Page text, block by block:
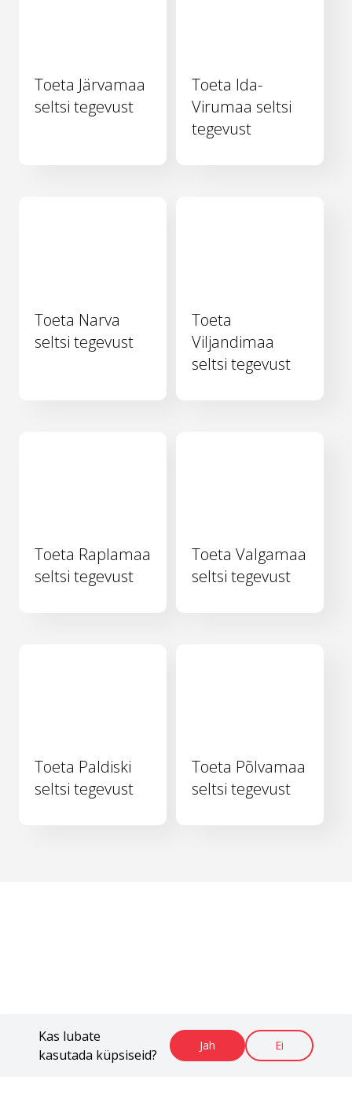
Kas lubate
kasutada küpsiseid?
Jah Ei
Toeta Järvamaa
seltsi tegevust
Toeta Ida-
Virumaa seltsi
tegevust
Toeta Narva
seltsi tegevust
Toeta
Viljandimaa
seltsi tegevust
Toeta Raplamaa
seltsi tegevust
Toeta Valgamaa
seltsi tegevust
Toeta Paldiski
seltsi tegevust
Toeta Põlvamaa
seltsi tegevust